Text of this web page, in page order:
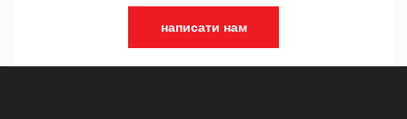
написати нам